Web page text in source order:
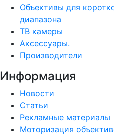
Объективы для
диапазона
ТВ камеры
Аксессуары.
Производители
Информация
Новости
Статьи
Рекламные материалы
Моторизация